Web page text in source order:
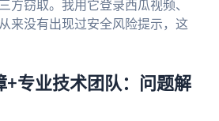
方窃取。我用它登录西瓜视频、
来没有出现过安全风险提示，这
+专业技术团队：问题解